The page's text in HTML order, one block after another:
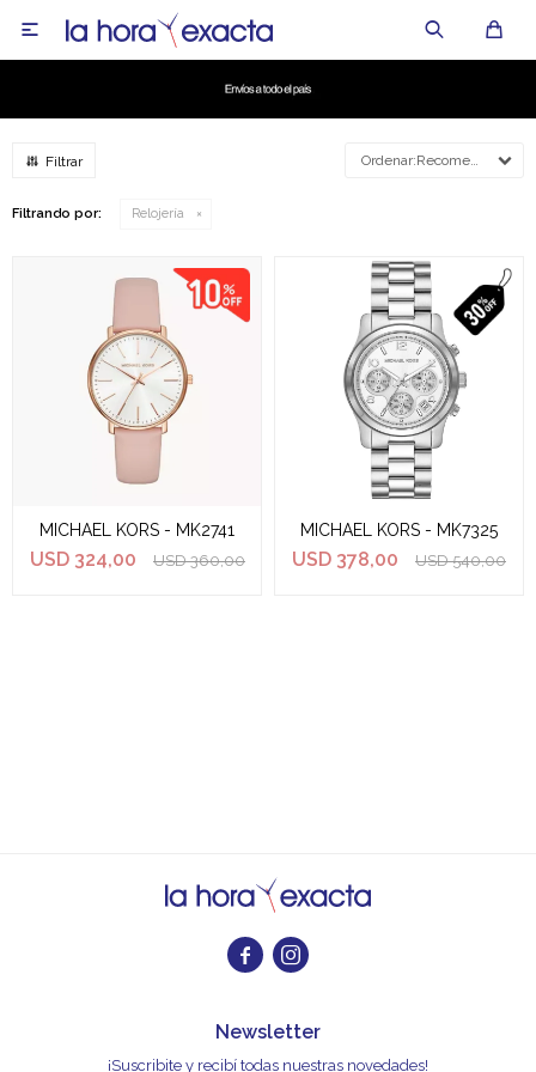

Recomendados
Filtrando por: Relojería
MICHAEL KORS - MK2741
USD 324,00 USD 360,00
MICHAEL KORS - MK7325
USD 378,00 USD 540,00
 
Newsletter
¡Suscribite y recibí todas nuestras novedades!